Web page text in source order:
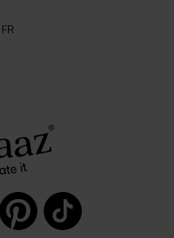
FR